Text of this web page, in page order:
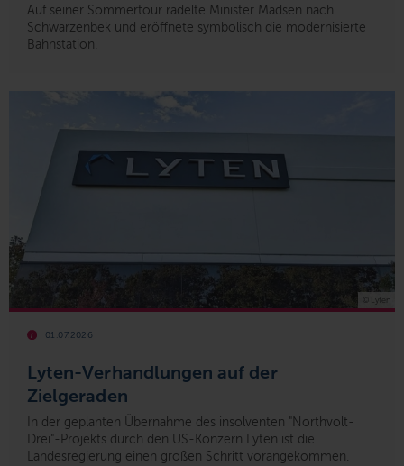
Auf seiner Sommertour radelte Minister Madsen nach
Schwarzenbek und eröffnete symbolisch die modernisierte
Bahnstation.
Lyten-Verhandlungen auf der
Zielgeraden
01.07.2026
In der geplanten Übernahme des insolventen "Northvolt-
Drei"-Projekts durch den US-Konzern Lyten ist die
Landesregierung einen großen Schritt vorangekommen.
© Lyten